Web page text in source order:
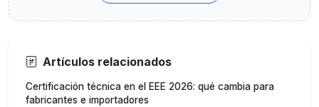
Artículos relacionados
Certificación técnica en el EEE 2026: qué cambia para
fabricantes e importadores